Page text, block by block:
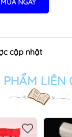
MUA NGAY
cập nhật
PHẨM LIÊN